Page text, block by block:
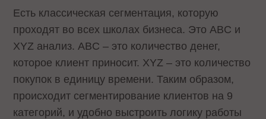
Есть классическая сегментация, которую
проходят во всех школах бизнеса. Это ABC и
XYZ анализ. ABC – это количество денег,
которое клиент приносит. XYZ – это количество
покупок в единицу времени. Таким образом,
происходит сегментирование клиентов на 9
категорий, и удобно выстроить логику работы